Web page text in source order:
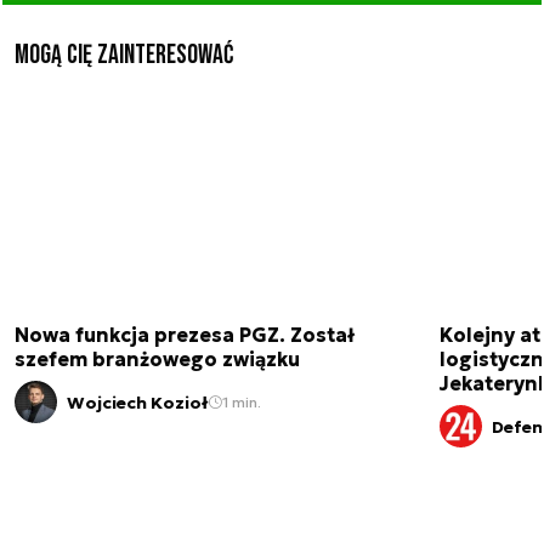
Mogą Cię zainteresować
Nowa funkcja prezesa PGZ. Został
szefem branżowego związku
Wojciech Kozioł 1 min.
Kolejny